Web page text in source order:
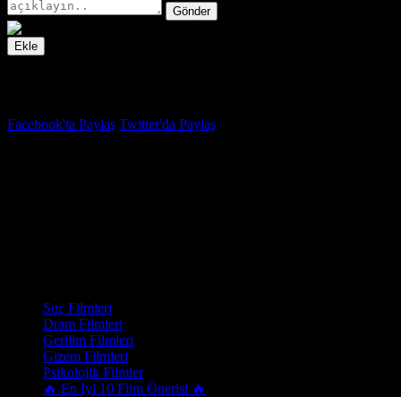
Gönder
Ekle
Facebook'ta Paylaş Twitter'da Paylaş
Suç Filmleri
Dram Filmleri
Gerilim Filmleri
Gizem Filmleri
Psikolojik Filmler
🔥 En İyi 10 Film Önerisi 🔥